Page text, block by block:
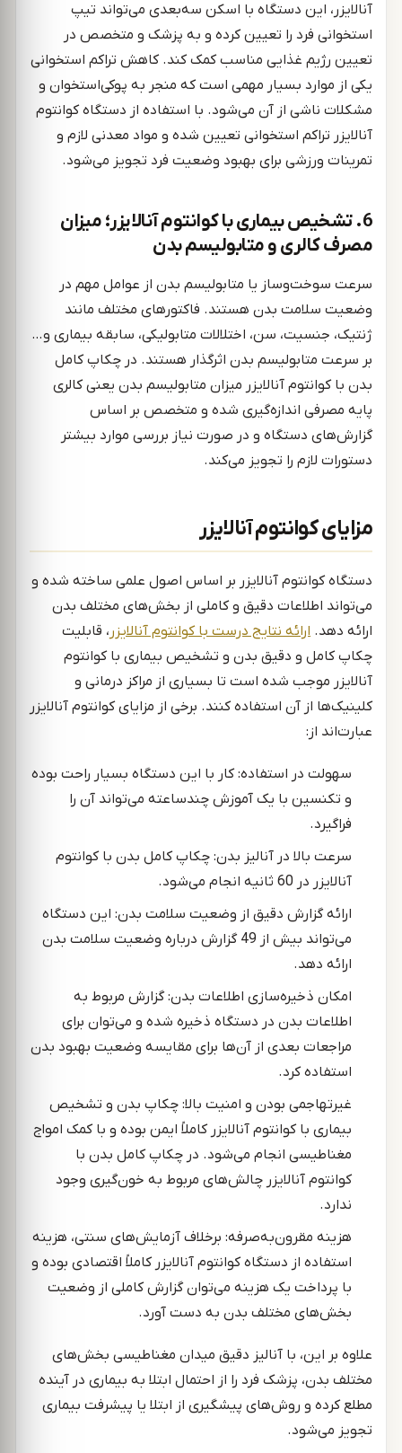
آنالایزر، این دستگاه با اسکن سه‌بعدی می‌تواند تیپ
استخوانی فرد را تعیین کرده و به پزشک و متخصص در
تعیین رژیم غذایی مناسب کمک کند. کاهش تراکم استخوانی
یکی از موارد بسیار مهمی است که منجر به پوکی‌استخوان و
مشکلات ناشی از آن می‌شود. با استفاده از دستگاه کوانتوم
آنالایزر تراکم استخوانی تعیین شده و مواد معدنی لازم و
تمرینات ورزشی برای بهبود وضعیت فرد تجویز می‌شود.
6. تشخیص بیماری با کوانتوم آنالایزر؛ میزان
مصرف کالری و متابولیسم بدن
سرعت سوخت‌وساز یا متابولیسم بدن از عوامل مهم در
وضعیت سلامت بدن هستند. فاکتورهای مختلف مانند
ژنتیک، جنسیت، سن، اختلالات متابولیکی، سابقه بیماری و…
بر سرعت متابولیسم بدن اثرگذار هستند. در چکاپ کامل
بدن با کوانتوم آنالایزر میزان متابولیسم بدن یعنی کالری
پایه مصرفی اندازه‌گیری شده و متخصص بر اساس
گزارش‌های دستگاه و در صورت نیاز بررسی موارد بیشتر
دستورات لازم را تجویز می‎‌کند.
مزایای کوانتوم آنالایزر
دستگاه کوانتوم آنالایزر بر اساس اصول علمی ساخته شده و
می‌تواند اطلاعات دقیق و کاملی از بخش‌های مختلف بدن
ارائه دهد. ارائه نتایج درست با کوانتوم آنالایزر ، قابلیت
چکاپ کامل و دقیق بدن و تشخیص بیماری با کوانتوم
آنالایزر موجب شده است تا بسیاری از مراکز درمانی و
کلینیک‌ها از آن استفاده کنند. برخی از مزایای کوانتوم آنالایزر
عبارت‌اند از:
سهولت در استفاده: کار با این دستگاه بسیار راحت بوده
و تکنسین با یک آموزش چندساعته می‌تواند آن را
فراگیرد.
سرعت بالا در آنالیز بدن: چکاپ کامل بدن با کوانتوم
آنالایزر در 60 ثانیه انجام می‌شود.
ارائه گزارش دقیق از وضعیت سلامت بدن: این دستگاه
می‌تواند بیش از 49 گزارش درباره وضعیت سلامت بدن
ارائه دهد.
امکان ذخیره‌سازی اطلاعات بدن: گزارش مربوط به
اطلاعات بدن در دستگاه ذخیره شده و می‌توان برای
مراجعات بعدی از آن‌ها برای مقایسه وضعیت بهبود بدن
استفاده کرد.
غیرتهاجمی بودن و امنیت بالا: چکاپ بدن و تشخیص
بیماری با کوانتوم آنالایزر کاملاً ایمن بوده و با کمک امواج
مغناطیسی انجام می‌شود. در چکاپ کامل بدن با
کوانتوم آنالایزر چالش‌های مربوط به خون‌گیری وجود
ندارد.
هزینه مقرون‌به‌صرفه: برخلاف آزمایش‌های سنتی، هزینه
استفاده از دستگاه کوانتوم آنالایزر کاملاً اقتصادی بوده و
با پرداخت یک هزینه می‌توان گزارش کاملی از وضعیت
بخش‌های مختلف بدن به دست آورد.
علاوه بر این، با آنالیز دقیق میدان مغناطیسی بخش‌های
مختلف بدن، پزشک فرد را از احتمال ابتلا به بیماری در آینده
مطلع کرده و روش‌های پیشگیری از ابتلا یا پیشرفت بیماری
تجویز می‌شود.